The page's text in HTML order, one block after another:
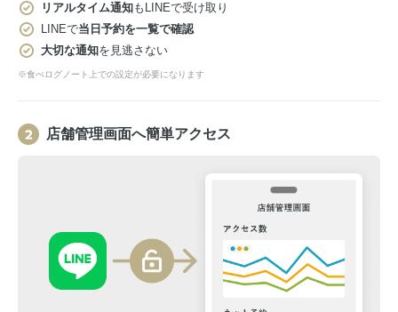
リアルタイム通知もLINEで受け取り
LINEで当日予約を一覧で確認
大切な通知を見逃さない
※食べログノート上での設定が必要になります
店舗管理画面へ簡単アクセス